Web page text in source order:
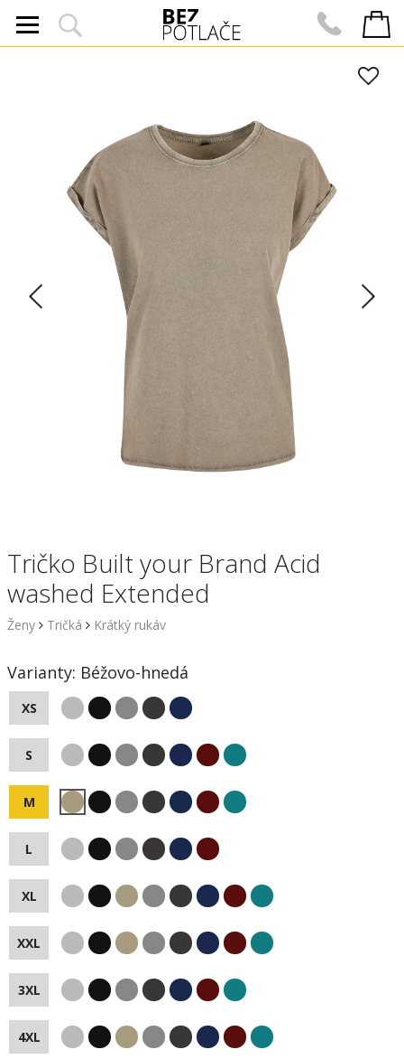
Tričko Built your Brand Acid
washed Extended
Ženy Tričká Krátký rukáv
Varianty: Béžovo-hnedá
XS
S
M
L
XL
XXL
3XL
4XL